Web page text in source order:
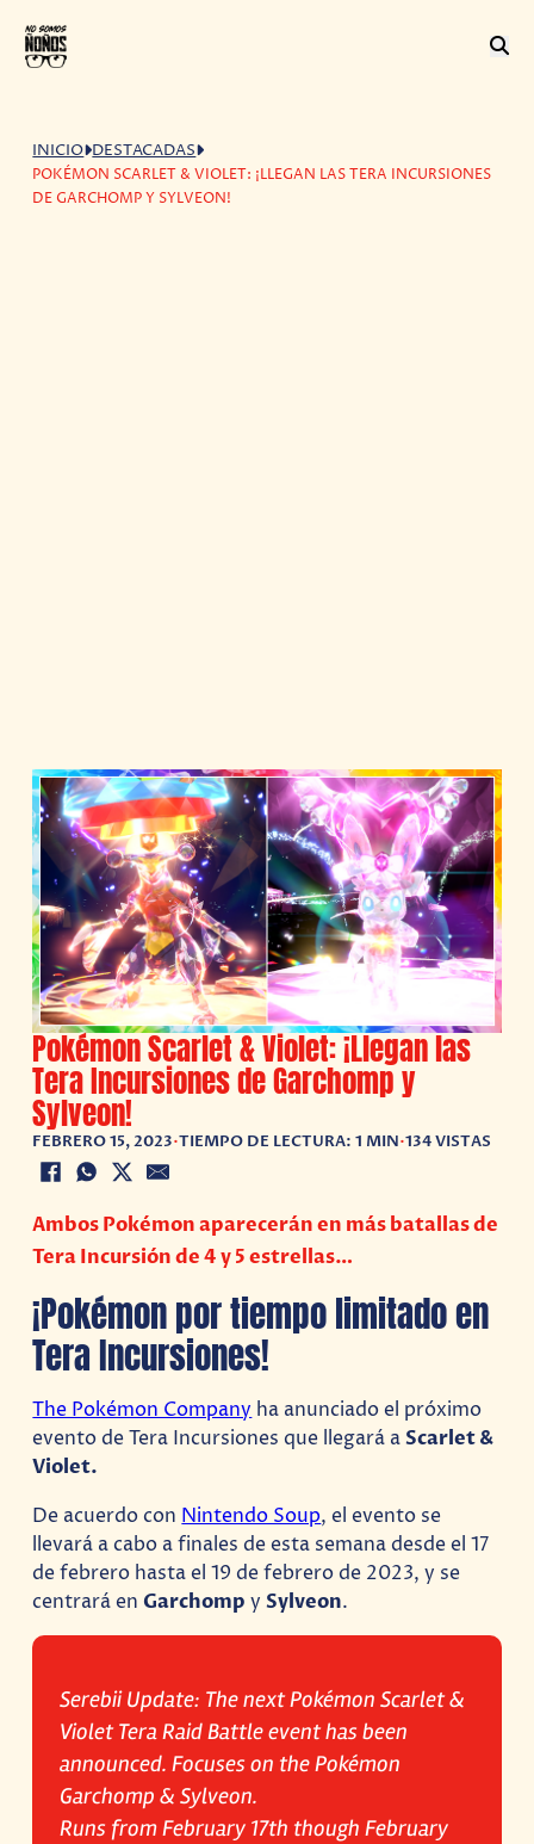
INICIO DESTACADAS
POKÉMON SCARLET & VIOLET: ¡LLEGAN LAS TERA INCURSIONES
DE GARCHOMP Y SYLVEON!
Pokémon Scarlet & Violet: ¡Llegan las
Tera Incursiones de Garchomp y
Sylveon!
FEBRERO 15, 2023•TIEMPO DE LECTURA: 1 MIN•134 VISTAS
Ambos Pokémon aparecerán en más batallas de
Tera Incursión de 4 y 5 estrellas…
¡Pokémon por tiempo limitado en
Tera Incursiones!
The Pokémon Companyha anunciado el próximo
evento de Tera Incursiones que llegará aScarlet &
Violet.
De acuerdo con Nintendo Soup, el evento se
llevará a cabo a finales de esta semana desde el 17
de febrero hasta el 19 de febrero de 2023, y se
centrará enGarchomp ySylveon.
Serebii Update: The next Pokémon Scarlet &
Violet Tera Raid Battle event has been
announced. Focuses on the Pokémon
Garchomp & Sylveon.
Runs from February 17th though February